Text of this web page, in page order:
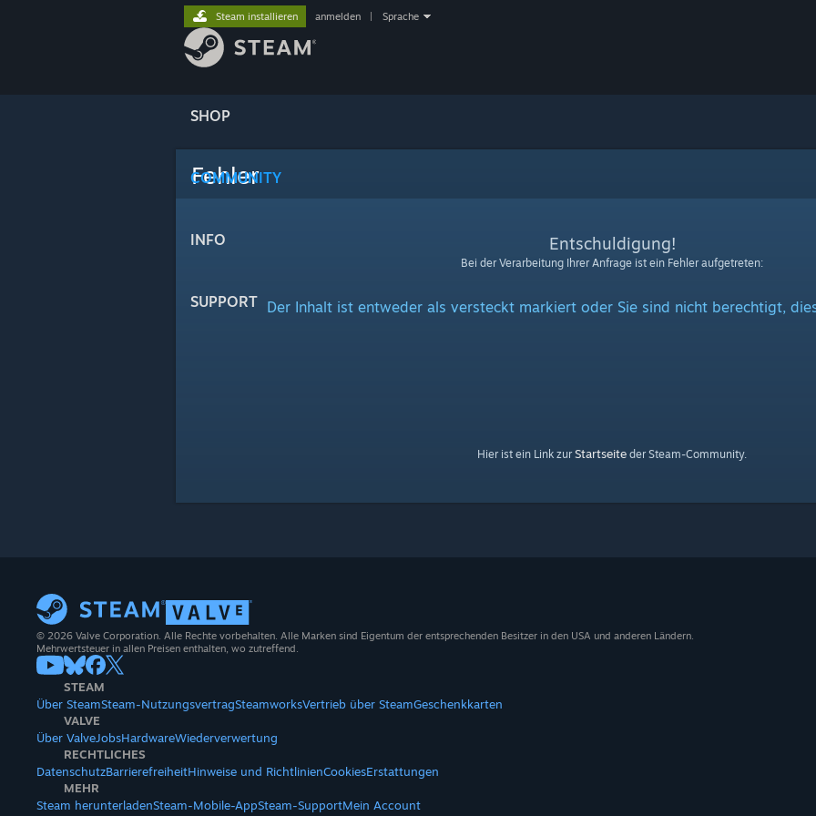
SHOP
COMMUNITY
INFO
SUPPORT
Steam installieren anmelden Sprache
Fehler
Entschuldigung!
Bei der Verarbeitung Ihrer Anfrage ist ein Fehler aufgetreten:
Der Inhalt ist entweder als versteckt markiert oder Sie sind nicht berechtigt,
Hier ist ein Link zurStartseite der Steam-Community.
© 2026 Valve Corporation. Alle Rechte vorbehalten. Alle Marken sind Eigentum der entsprechenden Besitzer in den USA und anderen Ländern.
Mehrwertsteuer in allen Preisen enthalten, wo zutreffend.
STEAM
Über SteamSteam-NutzungsvertragSteamworksVertrieb über SteamGeschenkkarten
VALVE
Über ValveJobsHardwareWiederverwertung
RECHTLICHES
DatenschutzBarrierefreiheitHinweise und RichtlinienCookiesErstattungen
MEHR
Steam herunterladenSteam-Mobile-AppSteam-SupportMein Account